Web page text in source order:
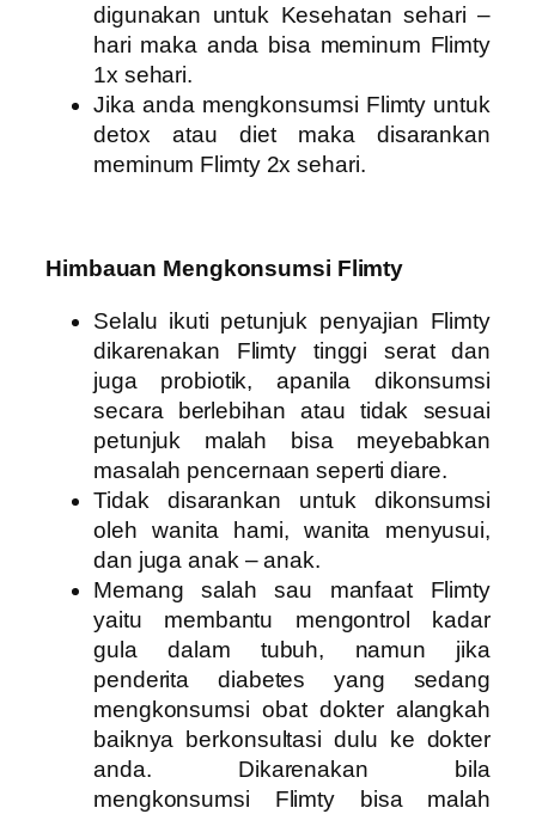
digunakan untuk Kesehatan sehari –
hari maka anda bisa meminum Flimty
1x sehari.
Jika anda mengkonsumsi Flimty untuk
detox atau diet maka disarankan
meminum Flimty 2x sehari.
Himbauan Mengkonsumsi Flimty
Selalu ikuti petunjuk penyajian Flimty
dikarenakan Flimty tinggi serat dan
juga probiotik, apanila dikonsumsi
secara berlebihan atau tidak sesuai
petunjuk malah bisa meyebabkan
masalah pencernaan seperti diare.
Tidak disarankan untuk dikonsumsi
oleh wanita hami, wanita menyusui,
dan juga anak – anak.
Memang salah sau manfaat Flimty
yaitu membantu mengontrol kadar
gula dalam tubuh, namun jika
penderita diabetes yang sedang
mengkonsumsi obat dokter alangkah
baiknya berkonsultasi dulu ke dokter
anda. Dikarenakan bila
mengkonsumsi Flimty bisa malah